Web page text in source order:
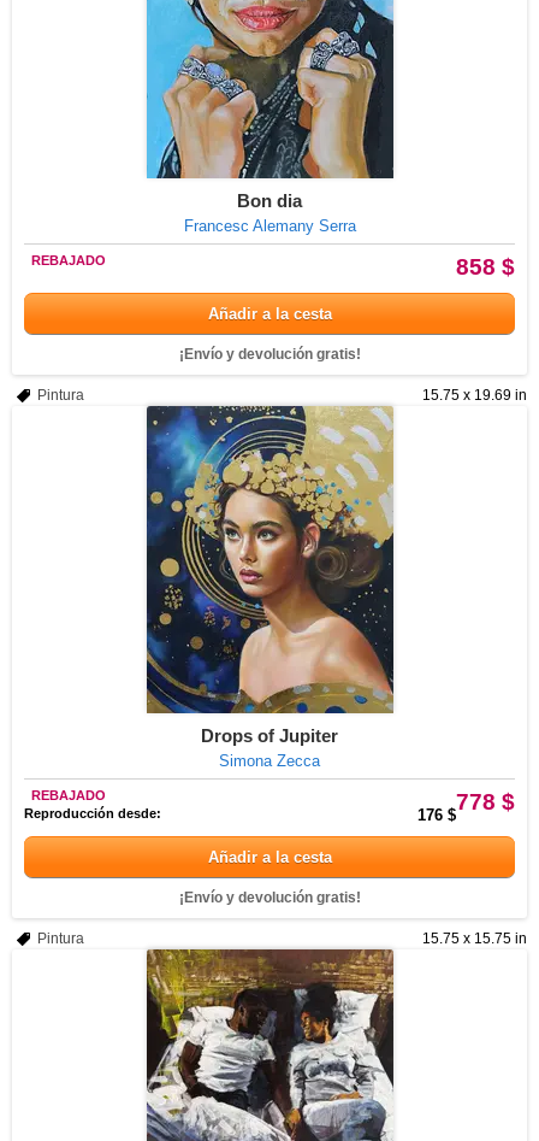
Bon dia
Francesc Alemany Serra
858 $
REBAJADO
Añadir a la cesta
¡Envío y devolución gratis!
15.75 x 19.69 in
Pintura
Drops of Jupiter
Simona Zecca
778 $
REBAJADO
Reproducción desde:
176 $
Añadir a la cesta
¡Envío y devolución gratis!
15.75 x 15.75 in
Pintura